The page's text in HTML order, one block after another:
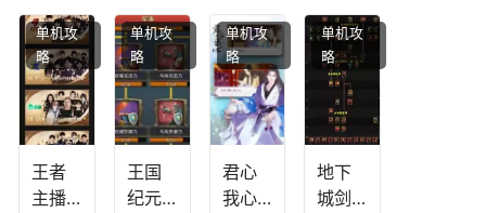
能，
游龙
传说
多少
级能
挖矿
点，
王者
技能
可以
放三
个是
什么
模式
技
能，
失心
符命
中后
附加
五雷
搭配
阵
容，
复古
传奇
英雄
版哪
个组
王者
主播
单机攻
略
王国
纪元
单机攻
略
君心
我心
单机攻
略
地下
城剑
单机攻
略